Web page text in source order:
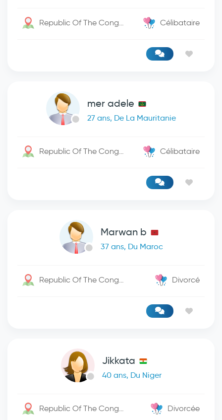
Republic Of The Congo / - Célibataire
mer adele
27 ans, De La Mauritanie
Republic Of The Congo / Mbandaka Célibataire
Marwan b
37 ans, Du Maroc
Republic Of The Congo / Boma Divorcé
Jikkata
40 ans, Du Niger
Republic Of The Congo / - Divorcée